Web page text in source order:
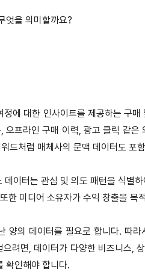
엇을 의미할까요?
에 대한 인사이트를 제공하는 구
프라인 구매 이력, 광고 클릭 같은
드처럼 매체사의 문맥 데이터도 포
이터는 관심 및 의도 패턴을 식별
한 미디어 소유자가 수익 창출을
양의 데이터를 필요로 합니다. 따
려면, 데이터가 다양한 비즈니스,
확인해야 합니다.